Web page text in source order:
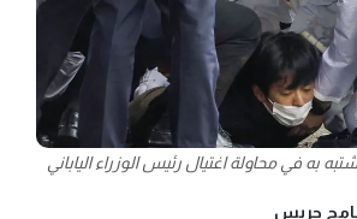
به في محاولة اغتيال رئيس الوزراء الياباني
جريس